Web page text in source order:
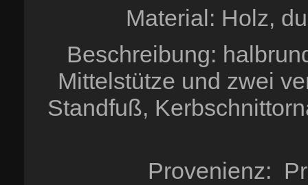
Material: Holz,
Beschreibung:
Mittelstütze und zwei
Standfuß,
Provenienz: